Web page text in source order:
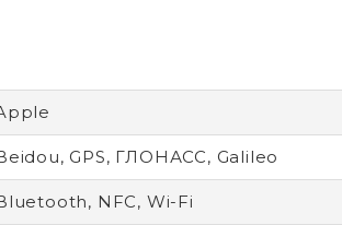
GPS, ГЛОНАСС, Galileo
NFC, Wi-Fi